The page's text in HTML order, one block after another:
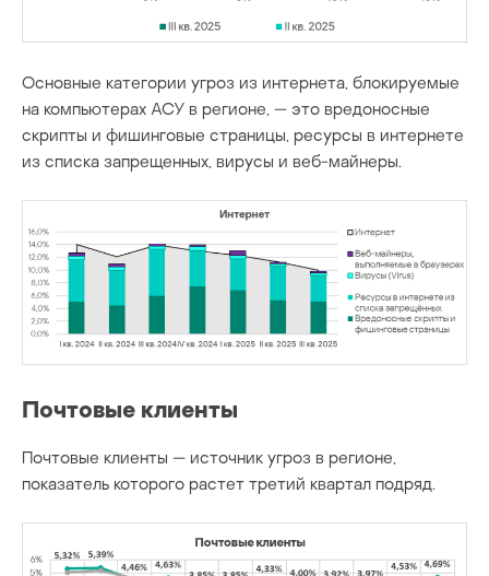
Основные категории угроз из интернета, блокируемые
на компьютерах АСУ в регионе, — это вредоносные
скрипты и фишинговые страницы, ресурсы в интернете
из списка запрещенных, вирусы и веб-майнеры.
Почтовые клиенты
Почтовые клиенты — источник угроз в регионе,
показатель которого растет третий квартал подряд.